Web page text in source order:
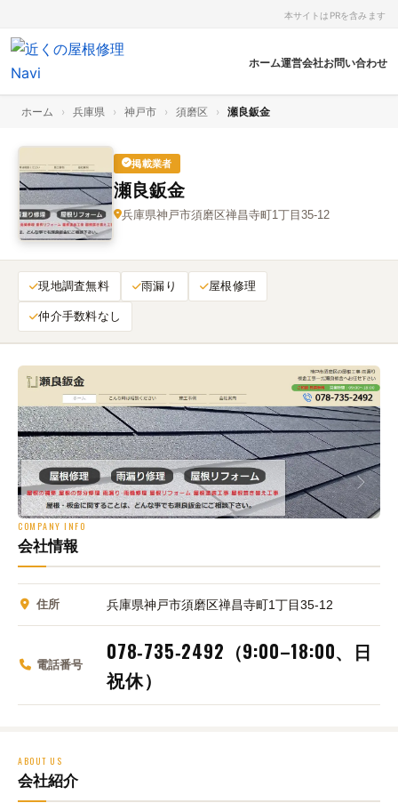
本サイトはPRを含みます
ホーム運営会社お問い合わせ
ホーム › 兵庫県 › 神戸市 › 須磨区 › 瀬良鈑金
掲載業者
瀬良鈑金
兵庫県神戸市須磨区禅昌寺町1丁目35‑12
現地調査無料 雨漏り 屋根修理
仲介手数料なし
COMPANY INFO
会社情報
住所 兵庫県神戸市須磨区禅昌寺町1丁目35‑12
電話番号
078‑735‑2492（9:00–18:00、日
祝休）
ABOUT US
会社紹介